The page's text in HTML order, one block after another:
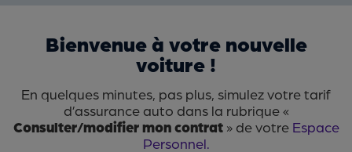
Bienvenue à votre nouvelle
voiture !
En quelques minutes, pas plus, simulez votre tarif
d’assurance auto dans la rubrique «
Consulter/modifier mon contrat» de votre Espace
Personnel.